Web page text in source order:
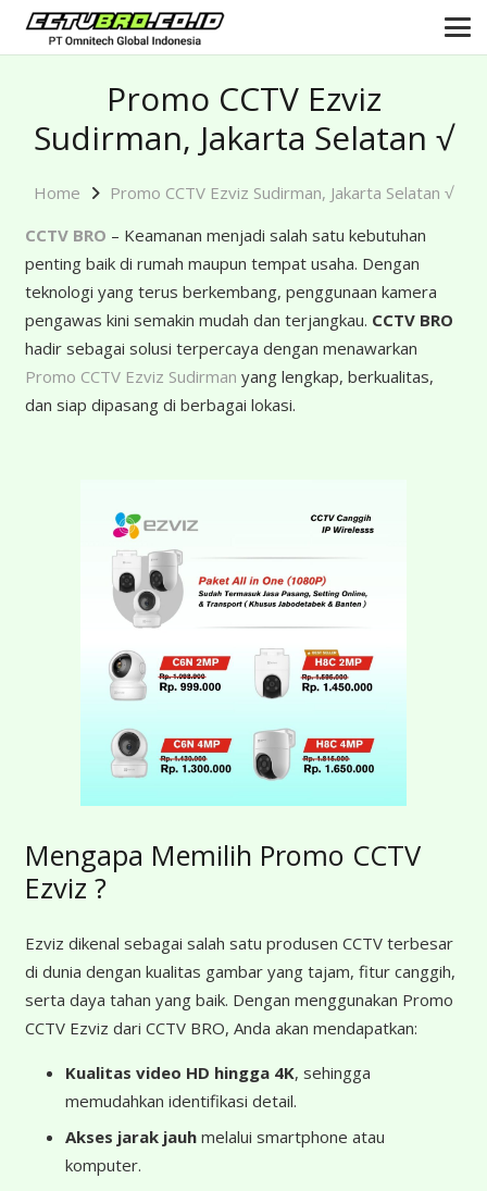
Promo CCTV Ezviz
Sudirman, Jakarta Selatan √
Home
Promo CCTV Ezviz Sudirman, Jakarta Selatan √
CCTV BRO – Keamanan menjadi salah satu kebutuhan
penting baik di rumah maupun tempat usaha. Dengan
teknologi yang terus berkembang, penggunaan kamera
pengawas kini semakin mudah dan terjangkau. CCTV BRO
hadir sebagai solusi terpercaya dengan menawarkan
Promo CCTV Ezviz Sudirman yang lengkap, berkualitas,
dan siap dipasang di berbagai lokasi.
Mengapa Memilih Promo CCTV
Ezviz ?
Ezviz dikenal sebagai salah satu produsen CCTV terbesar
di dunia dengan kualitas gambar yang tajam, fitur canggih,
serta daya tahan yang baik. Dengan menggunakan Promo
CCTV Ezviz dari CCTV BRO, Anda akan mendapatkan:
Kualitas video HD hingga 4K, sehingga
memudahkan identifikasi detail.
Akses jarak jauh melalui smartphone atau
komputer.